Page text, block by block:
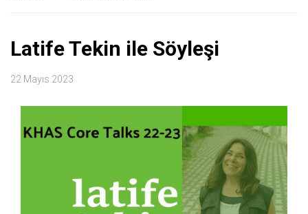
Latife Tekin ile Söyleşi
22 Mayıs 2023